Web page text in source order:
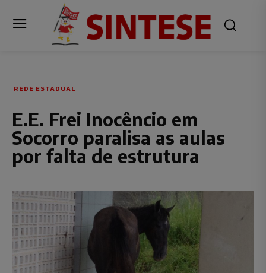
REDE ESTADUAL
E.E. Frei Inocêncio em
Socorro paralisa as aulas
por falta de estrutura